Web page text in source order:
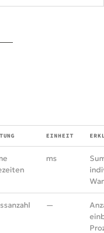
EINHEIT
ms
—